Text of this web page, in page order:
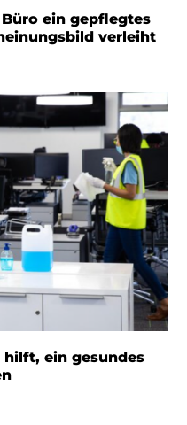
ein gepflegtes
verleiht
ein gesundes